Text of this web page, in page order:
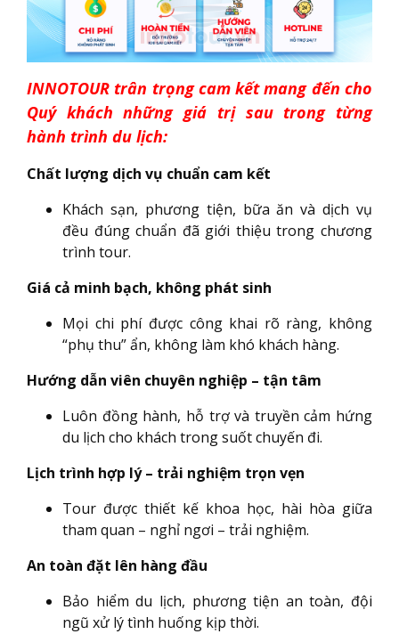
INNOTOUR trân trọng cam kết mang đến cho
Quý khách những giá trị sau trong từng
hành trình du lịch:
Chất lượng dịch vụ chuẩn cam kết
Khách sạn, phương tiện, bữa ăn và dịch vụ
đều đúng chuẩn đã giới thiệu trong chương
trình tour.
Giá cả minh bạch, không phát sinh
Mọi chi phí được công khai rõ ràng, không
“phụ thu” ẩn, không làm khó khách hàng.
Hướng dẫn viên chuyên nghiệp – tận tâm
Luôn đồng hành, hỗ trợ và truyền cảm hứng
du lịch cho khách trong suốt chuyến đi.
Lịch trình hợp lý – trải nghiệm trọn vẹn
Tour được thiết kế khoa học, hài hòa giữa
tham quan – nghỉ ngơi – trải nghiệm.
An toàn đặt lên hàng đầu
Bảo hiểm du lịch, phương tiện an toàn, đội
ngũ xử lý tình huống kịp thời.